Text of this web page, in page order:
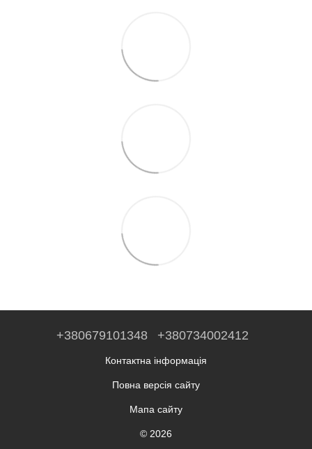
+380679101348 +380734002412
Контактна інформація
Повна версія сайту
Мапа сайту
© 2026